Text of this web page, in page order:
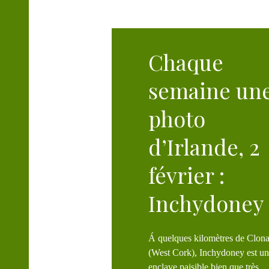
Chaque
semaine
photo
d’Irlande, 2
février :
Inchydoney
Á quelques kilomètres de Clonakilty
(West Cork), Inchydoney est
enclave paisible bien que très